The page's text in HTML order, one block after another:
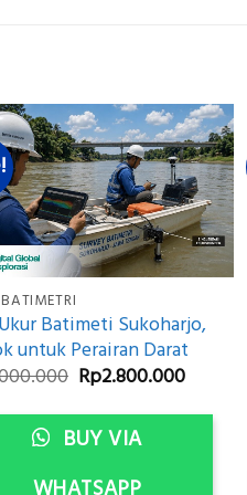
Batimeti Sukoharjo,
untuk Perairan Darat
Original
price
was:
Rp3.000.000.
Rp2.800.000Current
is:
BUY VIA
WHATSAPP